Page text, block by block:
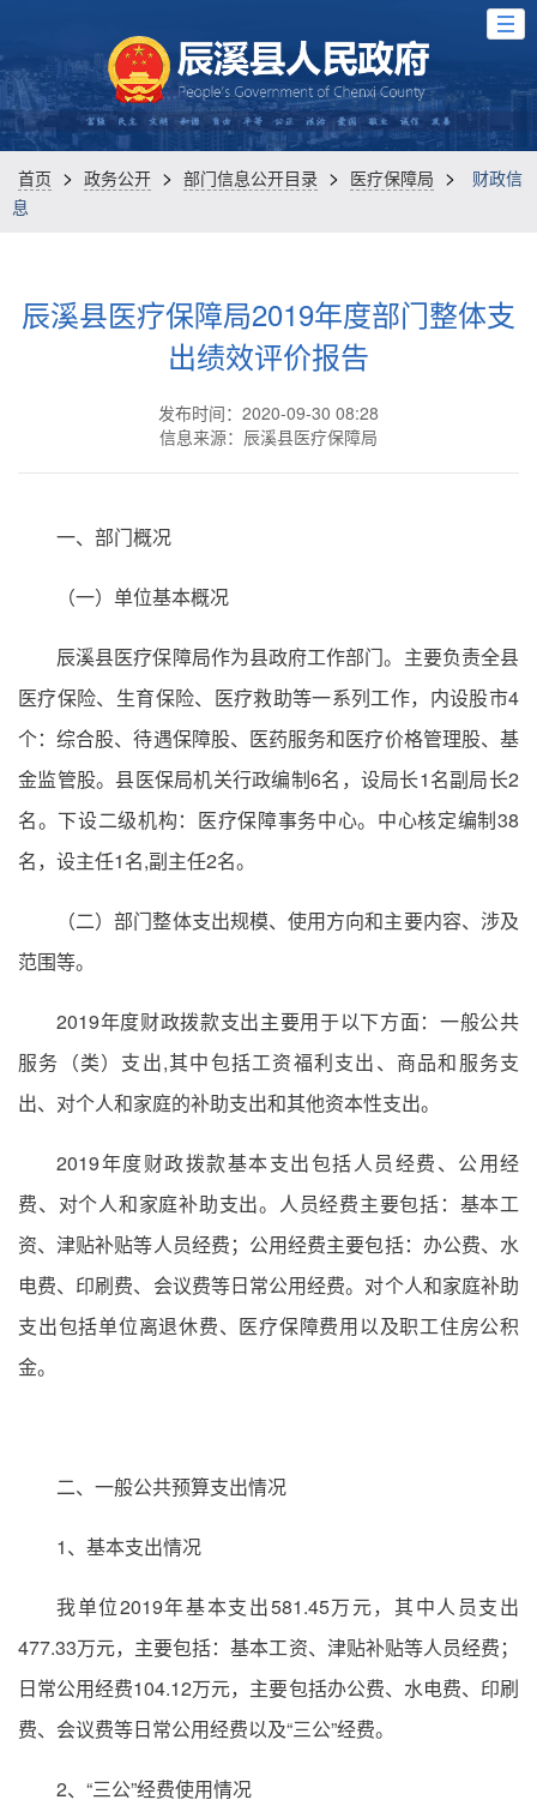
首页 > 政务公开 > 部门信息公开目录 > 医疗保障局 >
财政信
息
辰溪县医疗保障局2019年度部门整体支
出绩效评价报告
发布时间：2020-09-30 08:28
信息来源：辰溪县医疗保障局
一、部门概况
（一）单位基本概况
辰溪县医疗保障局作为县政府工作部门。主要负责全县
医疗保险、生育保险、医疗救助等一系列工作，内设股市4
个：综合股、待遇保障股、医药服务和医疗价格管理股、基
金监管股。县医保局机关行政编制6名，设局长1名副局长2
名。下设二级机构：医疗保障事务中心。中心核定编制38
名，设主任1名,副主任2名。
（二）部门整体支出规模、使用方向和主要内容、涉及
范围等。
2019年度财政拨款支出主要用于以下方面：一般公共
服务（类）支出,其中包括工资福利支出、商品和服务支
出、对个人和家庭的补助支出和其他资本性支出。
2019年度财政拨款基本支出包括人员经费、公用经
费、对个人和家庭补助支出。人员经费主要包括：基本工
资、津贴补贴等人员经费；公用经费主要包括：办公费、水
电费、印刷费、会议费等日常公用经费。对个人和家庭补助
支出包括单位离退休费、医疗保障费用以及职工住房公积
金。
二、一般公共预算支出情况
1、基本支出情况
我单位2019年基本支出581.45万元，其中人员支出
477.33万元，主要包括：基本工资、津贴补贴等人员经费；
日常公用经费104.12万元，主要包括办公费、水电费、印刷
费、会议费等日常公用经费以及“三公”经费。
2、“三公”经费使用情况